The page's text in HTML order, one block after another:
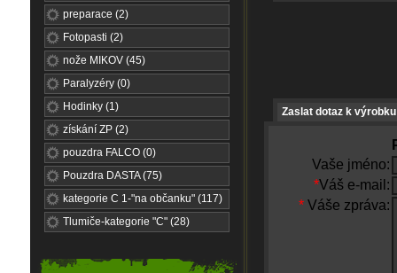
preparace (2)
Fotopasti (2)
nože MIKOV (45)
Paralyzéry (0)
Hodinky (1)
získání ZP (2)
pouzdra FALCO (0)
Pouzdra DASTA (75)
kategorie C 1-"na občanku" (117)
Tlumiče-kategorie "C" (28)
Zaslat dotaz k výrobku
Vaše jméno:
*Váš e-mail:
* Váše zpráva: